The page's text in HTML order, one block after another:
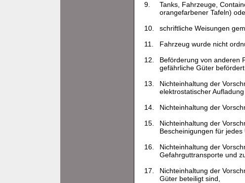
9.
Tanks, Fahrzeuge,
orangefarbener Tafeln)
10.
schriftliche Weisungen
11.
Fahrzeug wurde nicht
12.
Beförderung von anderen
gefährliche Güter befördert
13.
Nichteinhaltung der
elektrostatischer
14.
Nichteinhaltung der
15.
Nichteinhaltung der
Bescheinigungen für
16.
Nichteinhaltung der
Gefahrguttransporte und
17.
Nichteinhaltung der
Güter beteiligt sind,